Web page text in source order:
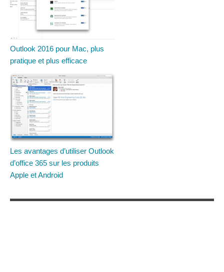
Outlook 2016 pour Mac, plus
pratique et plus efficace
Les avantages d’utiliser Outlook
d’office 365 sur les produits
Apple et Android